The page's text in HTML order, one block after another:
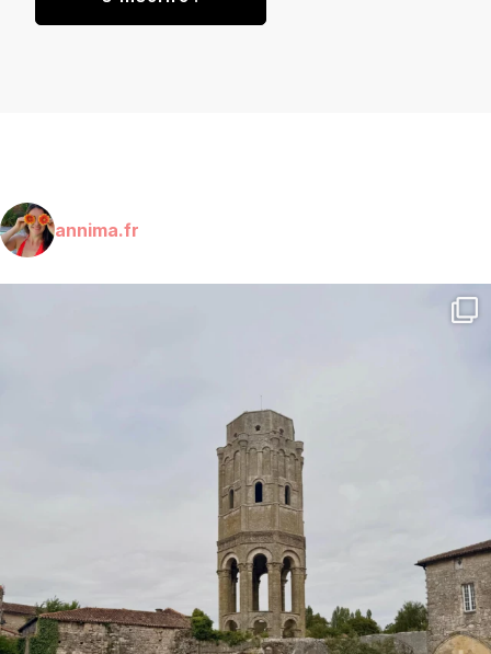
annima.fr